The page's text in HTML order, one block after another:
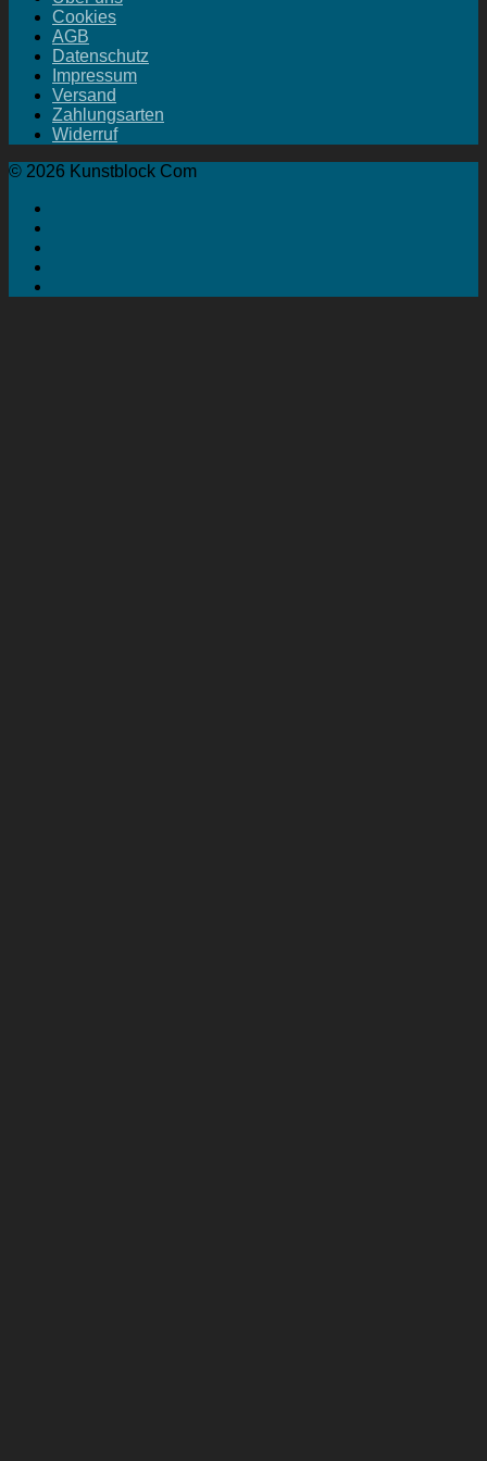
Cookies
AGB
Datenschutz
Impressum
Versand
Zahlungsarten
Widerruf
© 2026 Kunstblock Com